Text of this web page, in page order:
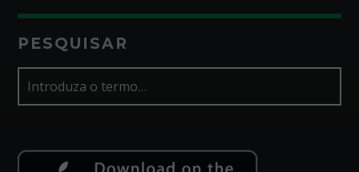
PESQUISAR